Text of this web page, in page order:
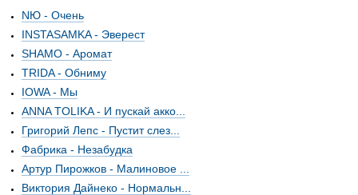
NЮ - Очень
INSTASAMKA - Эверест
SHAMO - Аромат
TRIDA - Обниму
IOWA - Мы
ANNA TOLIKA - И пускай акко...
Григорий Лепс - Пустит слез...
Фабрика - Незабудка
Артур Пирожков - Малиновое ...
Виктория Дайнеко - Нормальн...